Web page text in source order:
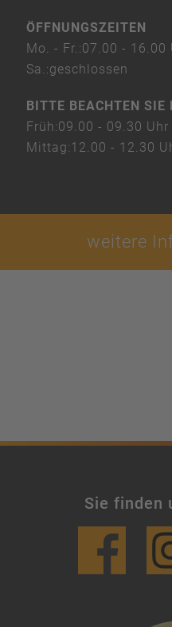
ÖFFNUNGSZEITEN
Mo. - Fr.:07.00 - 16.00
Sa.:geschlossen
BITTE BEACHTEN SIE
Früh:09.00 - 09.30 Uhr
Mittag:12.00 - 12.30
weitere
Sie finden